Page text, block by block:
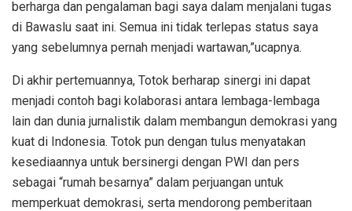
berharga dan pengalaman bagi saya dalam menjalani tugas
di Bawaslu saat ini. Semua ini tidak terlepas status saya
yang sebelumnya pernah menjadi wartawan,”ucapnya.
Di akhir pertemuannya, Totok berharap sinergi ini dapat
menjadi contoh bagi kolaborasi antara lembaga-lembaga
lain dan dunia jurnalistik dalam membangun demokrasi yang
kuat di Indonesia. Totok pun dengan tulus menyatakan
kesediaannya untuk bersinergi dengan PWI dan pers
sebagai “rumah besarnya” dalam perjuangan untuk
memperkuat demokrasi, serta mendorong pemberitaan